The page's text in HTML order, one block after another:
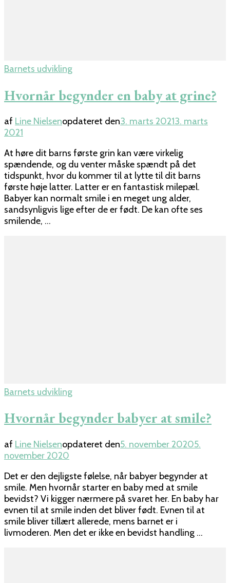
Barnets udvikling
Hvornår begynder en baby at grine?
af Line Nielsenopdateret den3. marts 20213. marts
2021
At høre dit barns første grin kan være virkelig
spændende, og du venter måske spændt på det
tidspunkt, hvor du kommer til at lytte til dit barns
første høje latter. Latter er en fantastisk milepæl.
Babyer kan normalt smile i en meget ung alder,
sandsynligvis lige efter de er født. De kan ofte ses
smilende, …
Barnets udvikling
Hvornår begynder babyer at smile?
af Line Nielsenopdateret den5. november 20205.
november 2020
Det er den dejligste følelse, når babyer begynder at
smile. Men hvornår starter en baby med at smile
bevidst? Vi kigger nærmere på svaret her. En baby har
evnen til at smile inden det bliver født. Evnen til at
smile bliver tillært allerede, mens barnet er i
livmoderen. Men det er ikke en bevidst handling …